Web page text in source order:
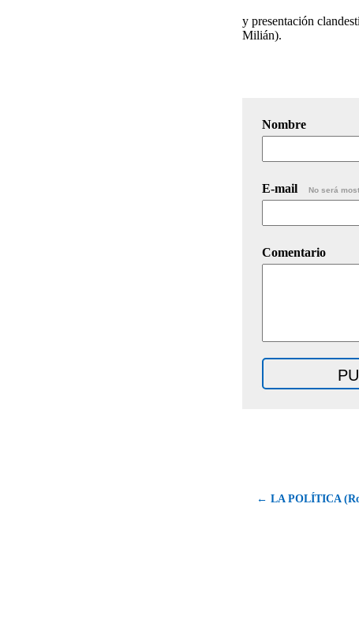
y presentación
Milián).
Nombre
E-mail No será
Comentario
← LA POLÍTICA